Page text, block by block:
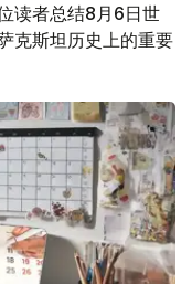
读者总结8月6日世
克斯坦历史上的重要